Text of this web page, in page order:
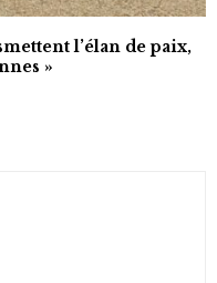
l’élan de paix,
»